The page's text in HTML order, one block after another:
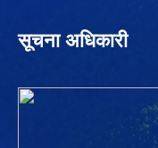
सूचना अधिकारी